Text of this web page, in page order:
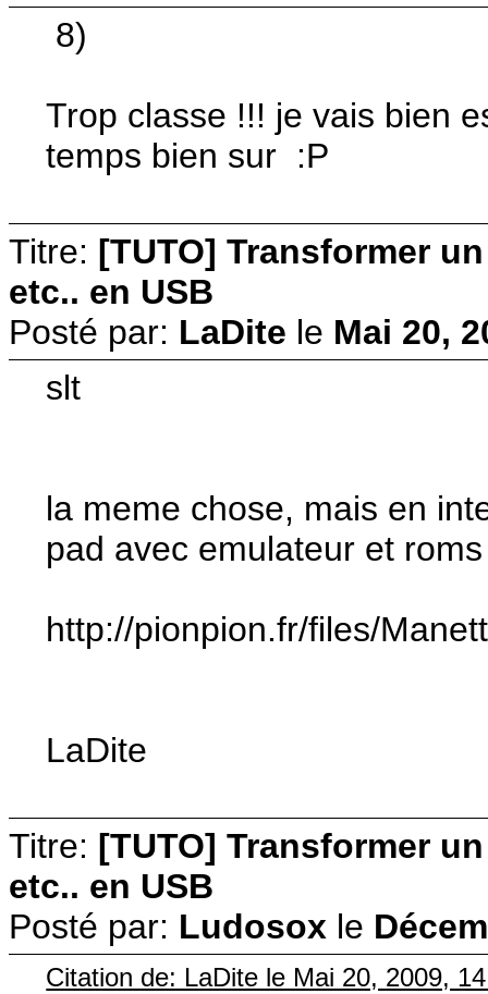
8)
Trop classe !!! je vais bien
temps bien sur :P
Titre: [TUTO] Transformer
etc.. en USB
Posté par: LaDite le Mai 20,
slt
la meme chose, mais en
pad avec emulateur et
http://pionpion.fr/files/
LaDite
Titre: [TUTO] Transformer
etc.. en USB
Posté par: Ludosox le
Citation de: LaDite le Mai 20, 2009,